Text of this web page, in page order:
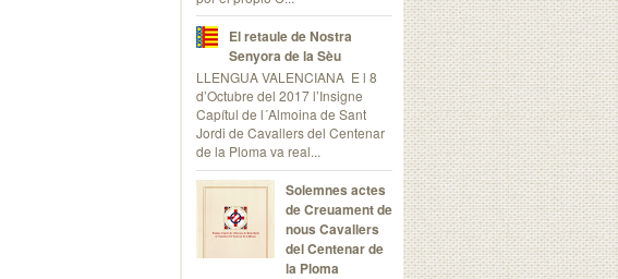
El retaule de Nostra
Senyora de la Sèu
LLENGUA VALENCIANA E l 8
d’Octubre del 2017 l’Insigne
Capítul de l´Almoina de Sant
Jordi de Cavallers del Centenar
de la Ploma va real...
Solemnes actes
de Creuament de
nous Cavallers
del Centenar de
la Ploma